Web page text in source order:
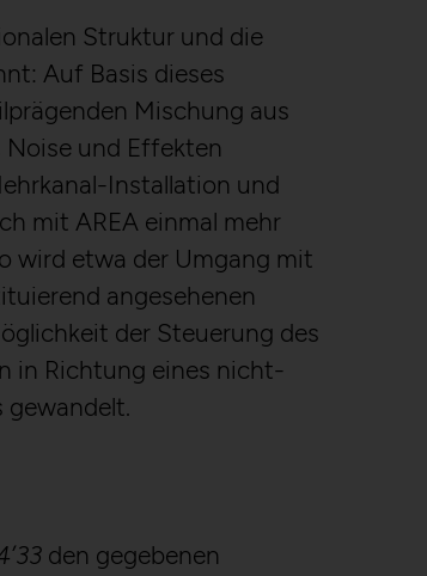
Struktur und die
Auf Basis dieses
Mischung aus
und Effekten
Installation und
mit AREA einmal mehr
wird etwa der Umgang mit
angesehenen
der Steuerung des
in Richtung eines nicht-
gewandelt.
den gegebenen